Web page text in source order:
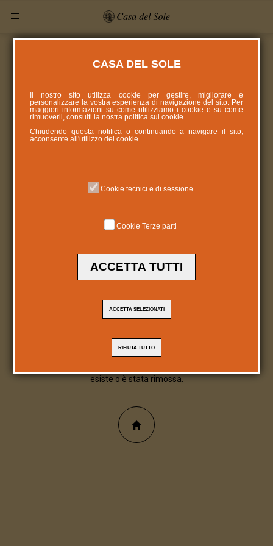
404
esiste o è stata rimossa.
CASA DEL SOLE
Il nostro sito utilizza cookie per gestire, migliorare e
personalizzare la vostra esperienza di navigazione del sito. Per
maggiori informazioni su come utilizziamo i cookie e su come
rimuoverli, consulti la nostra politica suicookie
Chiudendo questa notifica o continuando a navigare il sito,
acconsente all'utilizzo dei cookie.
Cookie tecnici e di sessione
Cookie Terze parti
ACCETTA TUTTI
ACCETTA SELEZIONATI
RIFIUTA TUTTO